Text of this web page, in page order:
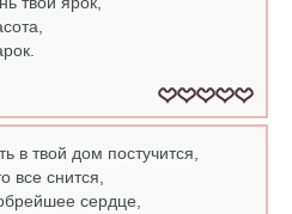
в твой дом постучится,
все снится,
сердце,